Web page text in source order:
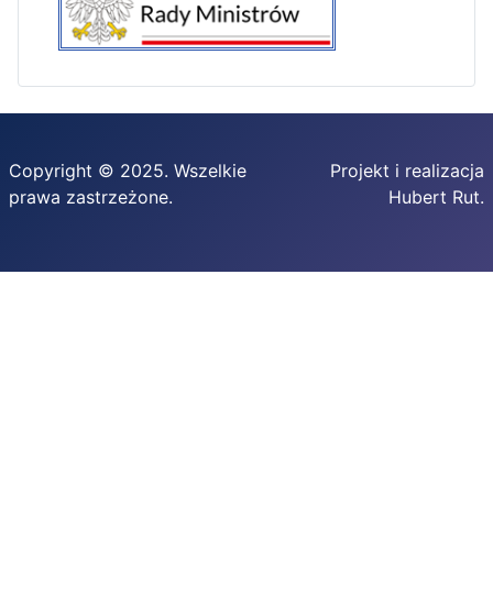
Copyright © 2025. Wszelkie
prawa zastrzeżone.
Projekt i realizacja
Hubert Rut.